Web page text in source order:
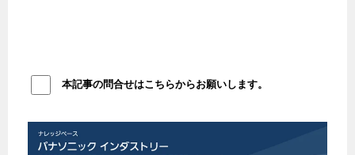
本記事の問合せはこちらからお願いします。